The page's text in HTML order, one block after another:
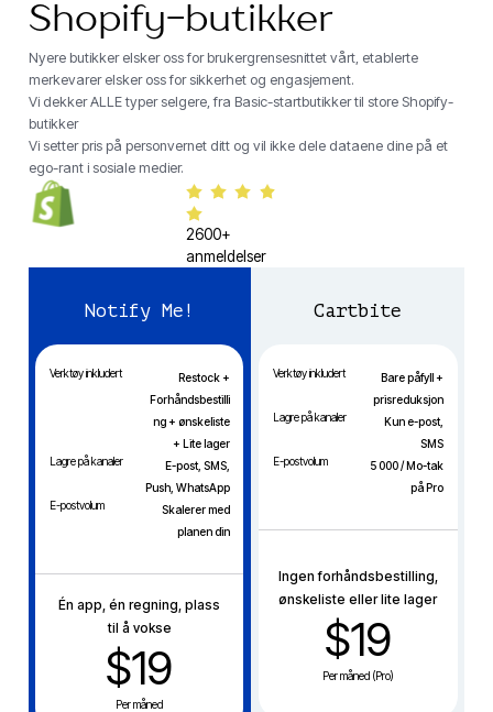
Shopify-butikker
Nyere butikker elsker oss for brukergrensesnittet vårt, etablerte
merkevarer elsker oss for sikkerhet og engasjement.
Vi dekker ALLE typer selgere, fra Basic-startbutikker til store Shopify-
butikker
Vi setter pris på personvernet ditt og vil ikke dele dataene dine på et
ego-rant i sosiale medier.
2600+
anmeldelser
Notify Me!
Verktøy inkludert
Restock +
Forhåndsbestilli
ng + ønskeliste
+ Lite lager
Lagre på kanaler
E-post, SMS,
Push, WhatsApp
E-postvolum
Skalerer med
planen din
Én app, én regning, plass
til å vokse
$19
Per måned
Cartbite
Verktøy inkludert
Bare påfyll +
prisreduksjon
Lagre på kanaler
Kun e-post,
SMS
E-postvolum
5 000 / Mo-tak
på Pro
Ingen forhåndsbestilling,
ønskeliste eller lite lager
$19
Per måned (Pro)